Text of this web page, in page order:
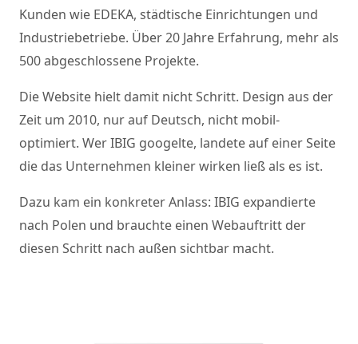
Kunden wie EDEKA, städtische Einrichtungen und
Industriebetriebe. Über 20 Jahre Erfahrung, mehr als
500 abgeschlossene Projekte.
Die Website hielt damit nicht Schritt. Design aus der
Zeit um 2010, nur auf Deutsch, nicht mobil-
optimiert. Wer IBIG googelte, landete auf einer Seite
die das Unternehmen kleiner wirken ließ als es ist.
Dazu kam ein konkreter Anlass: IBIG expandierte
nach Polen und brauchte einen Webauftritt der
diesen Schritt nach außen sichtbar macht.